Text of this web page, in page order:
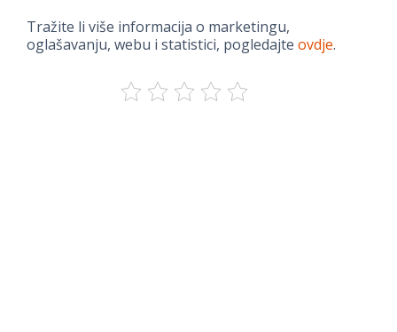
Tražite li više informacija o marketingu,
oglašavanju, webu i statistici, pogledajte ovdje.